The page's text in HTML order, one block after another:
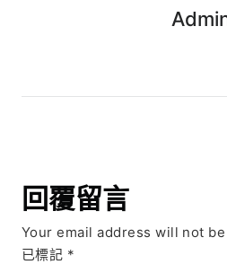
回覆留言
Your email address will not
已標記 *